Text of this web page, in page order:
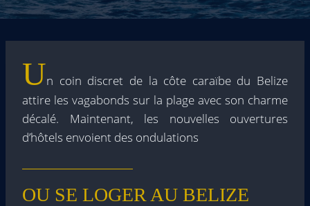
Un coin discret de la côte caraïbe du Belize
attire les vagabonds sur la plage avec son charme
décalé. Maintenant, les nouvelles ouvertures
d’hôtels envoient des ondulations
OU SE LOGER AU BELIZE